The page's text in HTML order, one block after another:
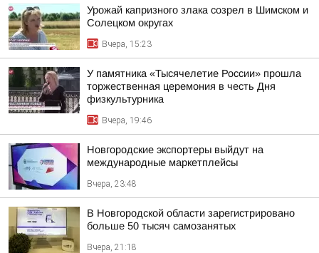
Урожай капризного злака созрел в Шимском и
Солецком округах
Вчера, 15:23
У памятника «Тысячелетие России» прошла
торжественная церемония в честь Дня
физкультурника
Вчера, 19:46
Новгородские экспортеры выйдут на
международные маркетплейсы
Вчера, 23:48
В Новгородской области зарегистрировано
больше 50 тысяч самозанятых
Вчера, 21:18